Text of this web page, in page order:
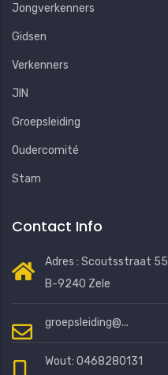
Jongverkenners
Gidsen
Verkenners
JIN
Groepsleiding
Oudercomité
Stam
Contact Info
Adres : Scoutsstraat 55
B-9240 Zele
groepsleiding@...
Wout: 0468280131